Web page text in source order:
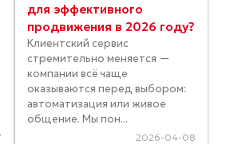
для эффективного
продвижения в 2026 году?
Клиентский сервис
стремительно меняется —
компании всё чаще
оказываются перед выбором:
автоматизация или живое
общение. Мы пон...
2026-04-08